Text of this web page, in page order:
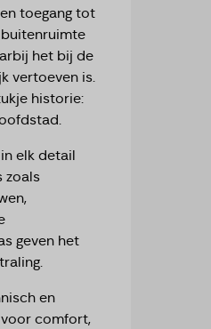
toegang tot
het bij de
vertoeven is.
historie:
elk detail
zoals
geven het
en
comfort,